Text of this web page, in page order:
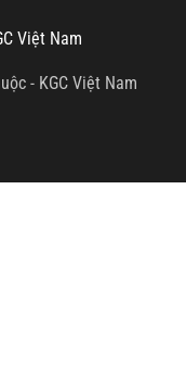
Việt Nam
- KGC Việt Nam